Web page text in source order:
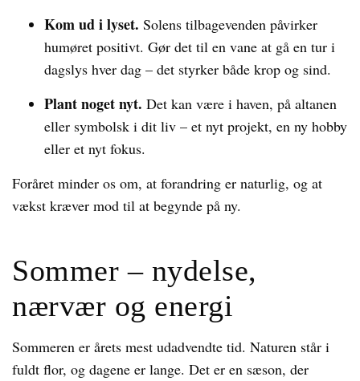
Kom ud i lyset. Solens tilbagevenden påvirker
humøret positivt. Gør det til en vane at gå en tur i
dagslys hver dag – det styrker både krop og sind.
Plant noget nyt. Det kan være i haven, på altanen
eller symbolsk i dit liv – et nyt projekt, en ny hobby
eller et nyt fokus.
Foråret minder os om, at forandring er naturlig, og at
vækst kræver mod til at begynde på ny.
Sommer – nydelse,
nærvær og energi
Sommeren er årets mest udadvendte tid. Naturen står i
fuldt flor, og dagene er lange. Det er en sæson, der